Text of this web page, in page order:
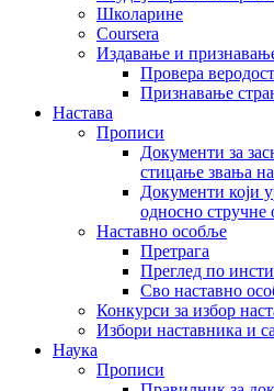
Школарине
Coursera
Издавање и
Провера
Признавање
Настава
Прописи
Документи за
стицање звања
Документи који
односно стручне
Наставно особље
Претрага
Преглед по
Сво наставно
Конкурси за избор
Избори наставника и
Наука
Прописи